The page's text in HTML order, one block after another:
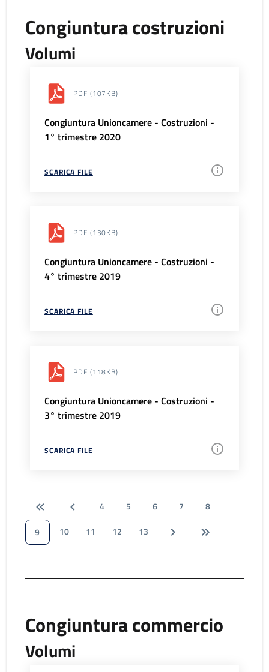
Congiuntura costruzioni
Volumi
PDF (107KB)
Congiuntura Unioncamere - Costruzioni -
1° trimestre 2020
SCARICA FILE
PDF (130KB)
Congiuntura Unioncamere - Costruzioni -
4° trimestre 2019
SCARICA FILE
PDF (118KB)
Congiuntura Unioncamere - Costruzioni -
3° trimestre 2019
SCARICA FILE
4 5 6 7
8
9
10 11 12 13
Congiuntura commercio
Volumi